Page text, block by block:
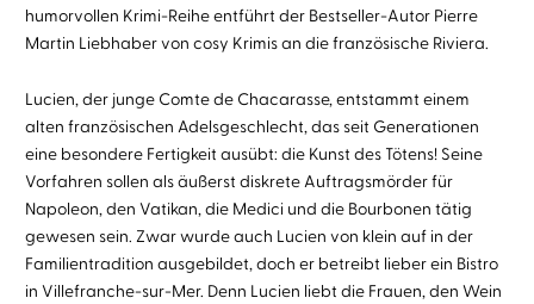
humorvollen Krimi-Reihe entführt der Bestseller-Autor Pierre
Martin Liebhaber von cosy Krimis an die französische Riviera.
Lucien, der junge Comte de Chacarasse, entstammt einem
alten französischen Adelsgeschlecht, das seit Generationen
eine besondere Fertigkeit ausübt: die Kunst des Tötens! Seine
Vorfahren sollen als äußerst diskrete Auftragsmörder für
Napoleon, den Vatikan, die Medici und die Bourbonen tätig
gewesen sein. Zwar wurde auch Lucien von klein auf in der
Familientradition ausgebildet, doch er betreibt lieber ein Bistro
in Villefranche-sur-Mer. Denn Lucien liebt die Frauen, den Wein